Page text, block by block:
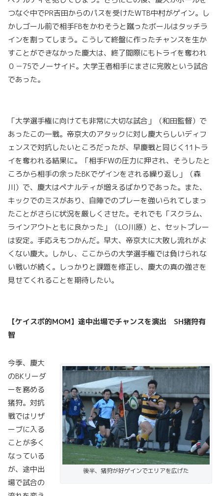
つなぐ中でPR吉田からのパスを受けたWTB中村がゲイン。し
かしゴール前で相手FBをかわそうと蹴ったボールはタッチラ
インを割ってしまう。こうして終盤に作ったチャンスを生か
すことができなかった慶大は、終了間際にもトライを奪われ
０－75でノーサイド。大学王者相手にまさに完敗という試合
であった。
「大学選手権に向けても非常に大切な試合」（和田監督）で
あったこの一戦。帝京大のアタックに対し慶大らしいディフ
ェンスで対抗したいところだったが、早慶戦と同じく11トラ
イを奪われる結果に。「相手FWの圧力に押され、そうしたと
ころから相手の余ったBKでゲインをされる繰り返し」（森
川）で、慶大はペナルティが増えるばかりであった。また、
キックでのミスがあり、自陣でのプレーを強いられてしまっ
たことがさらに状況を厳しくさせた。それでも「スクラム、
ラインアウトともに良かった」（LO川原）と、セットプレー
は安定。手応えもつかんだ。早大、帝京大に大敗し流れがよ
くない慶大。しかし、ここからの大学選手権では負けられな
い戦いが続く。しっかりと課題を修正し、慶大の真の強さを
見せてくれることを期待したい。
【ケイスポ的MOM】途中出場でチャンスを演出 SH猪狩有
智
後半、猪狩が好ゲインでエリアを広げた
今季、慶大
のBKリーダ
ーを務める
猪狩。対抗
戦ではリザ
ーブに入る
ことが多く
なっている
が、途中出
場で試合の